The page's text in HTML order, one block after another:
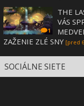
1
THE
VÁS
ZAŽENIE ZLÉ SNY [pred
SOCIÁLNE SIETE